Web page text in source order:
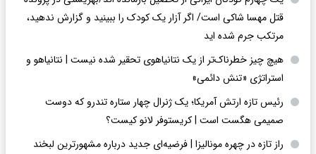
قتل مهسا شاکی است/ اگر آزار یک کودک را ببینید و گزارش ندهید،
مرتکب جرم شده اید
هیچ چیز خطرناک‌تر از یک نتانیاهوی تحقیر شده نیست | نتانیاهو و
استراتژی «تنش دائمی»
رئیس تازه ارتش آمریکا؛ یک ژنرال چهار ستاره تندرو که دوست
صمیمی هگست است | کریستوفر لانو کیست؟
راز تازه در چهره مونالیزا | فرضیه‌ای جدید درباره مشهورترین لبخند